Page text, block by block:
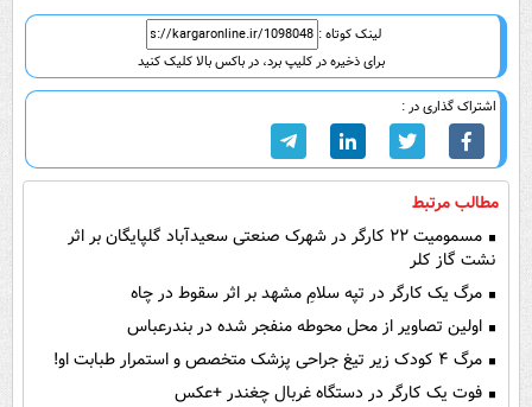
لینک کوتاه :
برای ذخیره در کلیپ برد، در باکس بالا کلیک کنید
اشتراک گذاری در :
مطالب مرتبط
مسمومیت ۲۲ کارگر در شهرک صنعتی سعیدآباد گلپایگان بر اثر
نشت گاز کلر
مرگ یک کارگر در تپه سلامِ مشهد بر اثر سقوط در چاه
اولین تصاویر از محل محوطه منفجر شده در بندرعباس
مرگ ۴ کودک زیر تیغ جراحی پزشک متخصص و استمرار طبابت او!
فوت یک کارگر در دستگاه غربال چغندر +عکس